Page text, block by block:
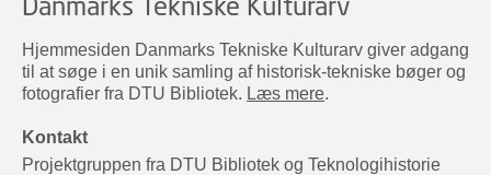
Hjemmesiden Danmarks Tekniske Kulturarv giver adgang
til at søge i en unik samling af historisk-tekniske bøger og
fotografier fra DTU Bibliotek. Læs mere.
Kontakt
Projektgruppen fra DTU Bibliotek og Teknologihistorie